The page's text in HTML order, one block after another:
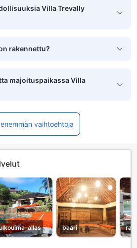
Villa Trevally
rakennettu?
majoituspaikassa Villa
vaihtoehtoja
allas baari